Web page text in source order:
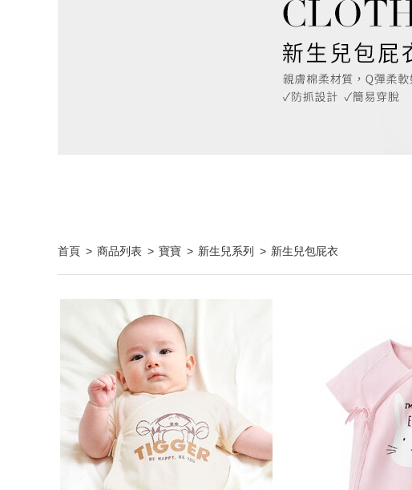
首頁 商品列表 寶寶 新生兒系列 新生兒包屁衣